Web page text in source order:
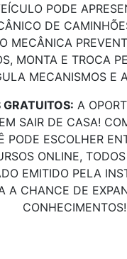
PODE
DE
MECÂNICA
MONTA E TROCA
MECANISMOS E
GRATUITOS: A
SAIR DE CASA!
PODE ESCOLHER
ONLINE,
EMITIDO PELA
A CHANCE DE
CONHECIMENTOS!